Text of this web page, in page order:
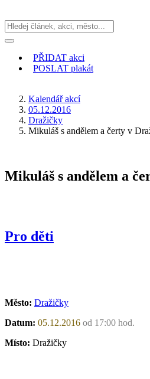
PŘIDAT akci
POSLAT plakát
Kalendář akcí
05.12.2016
Dražičky
Mikuláš s andělem a čerty v
Mikuláš s andělem a
Pro děti
Město: Dražičky
Datum: 05.12.2016 od 17:00 hod.
Místo: Dražičky